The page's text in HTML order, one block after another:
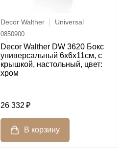
Decor Walther Universal
0850900
Decor Walther DW 3620 Бокс
универсальный 6x6x11см, с
крышкой, настольный, цвет:
хром
26 332